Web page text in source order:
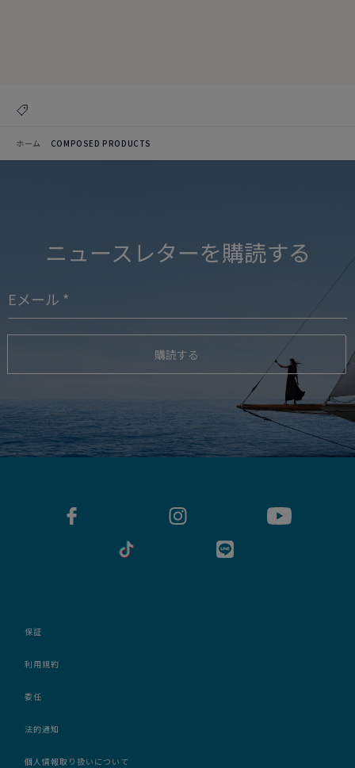
ホーム COMPOSED PRODUCTS
ニュースレターを購読する
購読する
保証
利用規約
委任
法的通知
個人情報取り扱いについて